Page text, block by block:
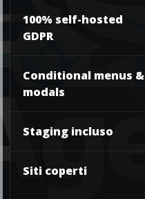
100% self-hosted
GDPR
Conditional menus &
modals
Staging incluso
Siti coperti